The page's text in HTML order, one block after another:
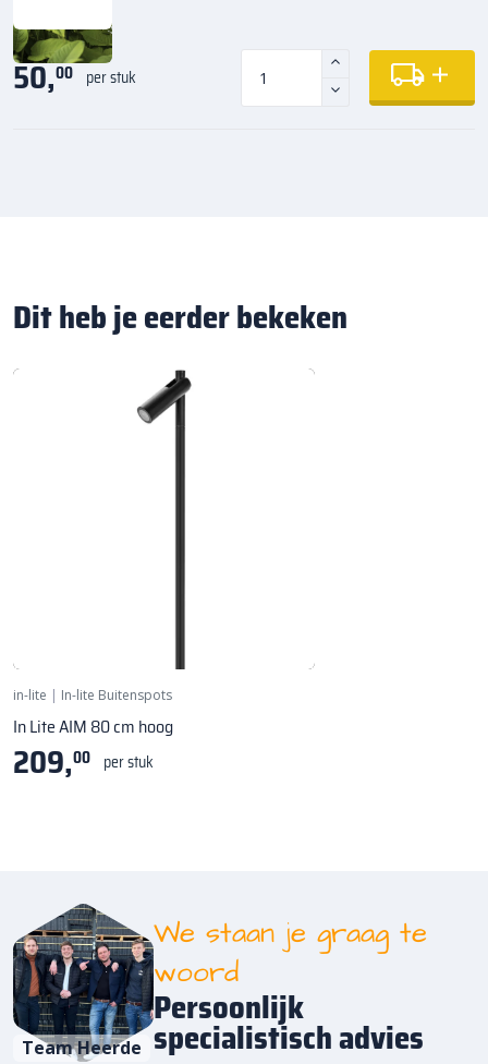
50,00 per stuk
Dit heb je eerder bekeken
in-lite | In-lite Buitenspots
In Lite AIM 80 cm hoog
209,00 per stuk
Team Heerde
We staan je graag te
woord
Persoonlijk
specialistisch advies